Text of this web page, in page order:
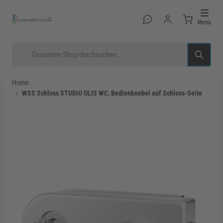
Menü
für Kategorie Beschläge anzeigen
Home
WSS Schloss STUDIO OLIS WC, Bedienknebel auf Schloss-Seite